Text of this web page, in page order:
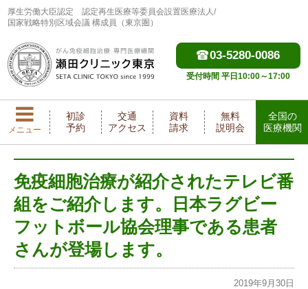
厚生労働大臣認定
認定再生医療等委員会設置医療法人/
国家戦略特別区域会議 構成員（東京圏）
03-5280-0086
受付時間 平日10:00～17:00
メニュー
初診
予約
交通
アクセス
資料
請求
無料
説明会
全国の
医療機関
免疫細胞治療が紹介されたテレビ番
組をご紹介します。日本ラグビー
フットボール協会理事である患者
さんが登場します。
2019年9月30日